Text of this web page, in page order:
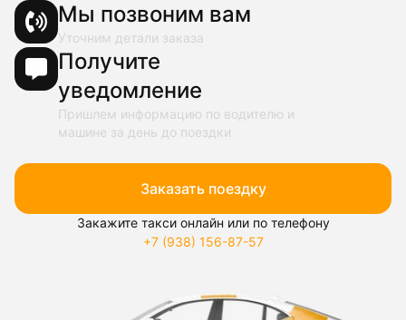
Мы позвоним вам
Уточним детали заказа
Получите
уведомление
Пришлем информацию по водителю и
машине за день до поездки
Заказать поездку
Закажите такси онлайн или по телефону
+7 (938) 156-87-57